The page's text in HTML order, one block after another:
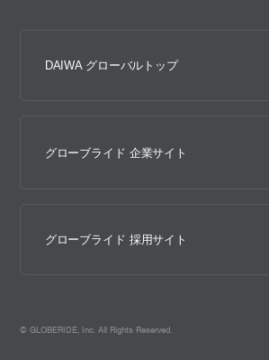
DAIWA グローバルトップ
グローブライド 企業サイト
グローブライド 採用サイト
© GLOBERIDE, Inc. All Rights Reserved.